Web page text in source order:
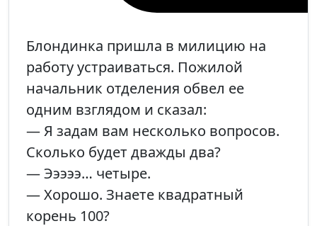
Блондинка пришла в милицию на
работу устраиваться. Пожилой
начальник отделения обвел ее
одним взглядом и сказал:
— Я задам вам несколько вопросов.
Сколько будет дважды два?
— Эээээ… четыре.
— Хорошо. Знаете квадратный
корень 100?